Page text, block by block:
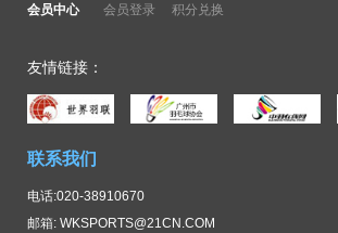
会员中心 会员登录 积分兑换
友情链接：
联系我们
电话:020-38910670
邮箱: WKSPORTS@21CN.COM